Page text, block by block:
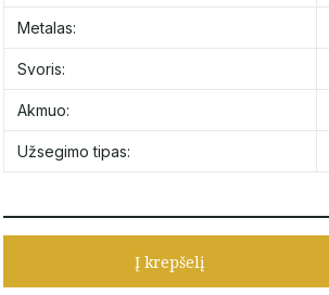
Metalas:
Svoris:
Akmuo:
Užsegimo tipas:
Į krepšelį